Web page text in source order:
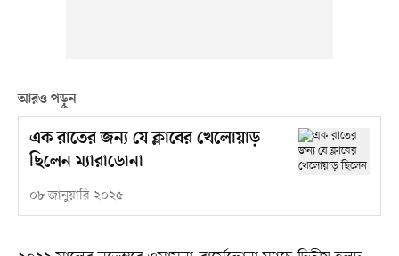
আরও পড়ুন
এক রাতের জন্য যে ক্লাবের খেলোয়াড়
ছিলেন ম্যারাডোনা
০৮ জানুয়ারি ২০২৫